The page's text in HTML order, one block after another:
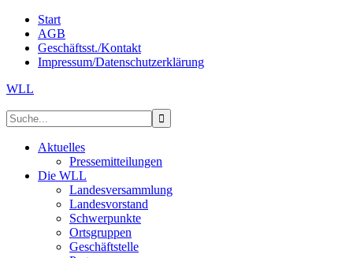
Start
AGB
Geschäftsst./Kontakt
Impressum/Datenschutzerklärung
WLL
Aktuelles
Pressemitteilungen
Die WLL
Landesversammlung
Landesvorstand
Schwerpunkte
Ortsgruppen
Geschäftstelle